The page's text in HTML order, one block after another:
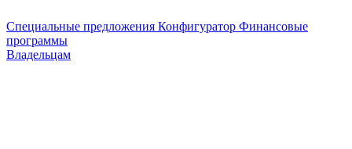
Специальные предложения Конфигуратор Финансовые
программы
Владельцам